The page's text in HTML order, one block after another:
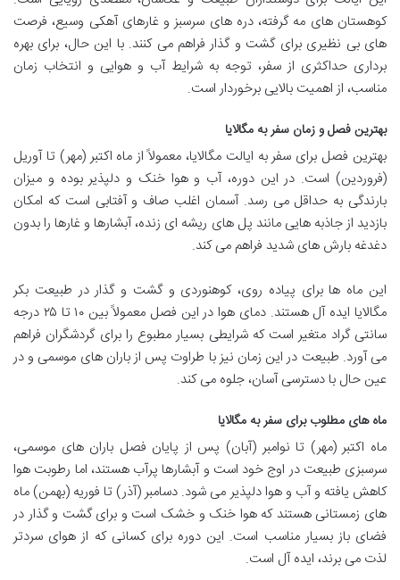
کوهستان های مه گرفته، دره های سرسبز و غارهای آهکی وسیع، فرصت
های بی نظیری برای گشت و گذار فراهم می کنند. با این حال، برای بهره
برداری حداکثری از سفر، توجه به شرایط آب و هوایی و انتخاب زمان
مناسب، از اهمیت بالایی برخوردار است.
بهترین فصل و زمان سفر به مگالایا
بهترین فصل برای سفر به ایالت مگالایا، معمولاً از ماه اکتبر (مهر) تا آوریل
(فروردین) است. در این دوره، آب و هوا خنک و دلپذیر بوده و میزان
بارندگی به حداقل می رسد. آسمان اغلب صاف و آفتابی است که امکان
بازدید از جاذبه هایی مانند پل های ریشه ای زنده، آبشارها و غارها را بدون
دغدغه بارش های شدید فراهم می کند.
این ماه ها برای پیاده روی، کوهنوردی و گشت و گذار در طبیعت بکر
مگالایا ایده آل هستند. دمای هوا در این فصل معمولاً بین ۱۰ تا ۲۵ درجه
سانتی گراد متغیر است که شرایطی بسیار مطبوع را برای گردشگران فراهم
می آورد. طبیعت در این زمان نیز با طراوت پس از باران های موسمی و در
عین حال با دسترسی آسان، جلوه می کند.
ماه های مطلوب برای سفر به مگالایا
ماه اکتبر (مهر) تا نوامبر (آبان) پس از پایان فصل باران های موسمی،
سرسبزی طبیعت در اوج خود است و آبشارها پرآب هستند، اما رطوبت هوا
کاهش یافته و آب و هوا دلپذیر می شود. دسامبر (آذر) تا فوریه (بهمن) ماه
های زمستانی هستند که هوا خنک و خشک است و برای گشت و گذار در
فضای باز بسیار مناسب است. این دوره برای کسانی که از هوای سردتر
لذت می برند، ایده آل است.